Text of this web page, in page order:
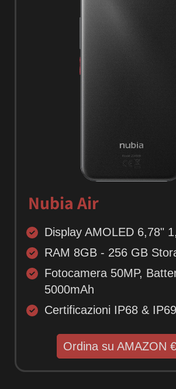
Nubia Air
Display AMOLED 6,78"
RAM 8GB - 256 GB
Fotocamera 50MP,
5000mAh
Certificazioni IP68 & IP69
Ordina su AMAZON